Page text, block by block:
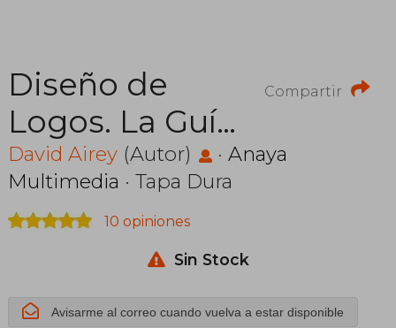
Compartir
Diseño de
Logos. La Guía
Definitiva Para
Crear la
Identidad
Visual de una
Marca.
David Airey (Autor) · Anaya
Multimedia · Tapa Dura
10 opiniones
Sin Stock
Avisarme al correo cuando vuelva a estar disponible